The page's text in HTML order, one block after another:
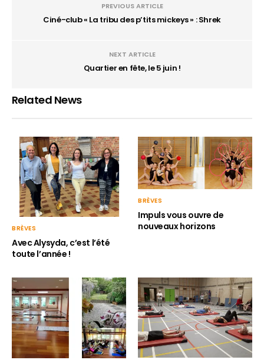
PREVIOUS ARTICLE
Ciné-club « La tribu des p’tits mickeys » : Shrek
NEXT ARTICLE
Quartier en fête, le 5 juin !
Related News
BRÈVES
Avec Alysyda, c’est l’été
toute l’année !
BRÈVES
Impuls vous ouvre de
nouveaux horizons